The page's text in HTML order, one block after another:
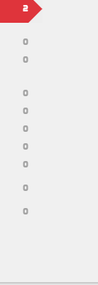
2
0
0
0
0
0
0
0
0
0